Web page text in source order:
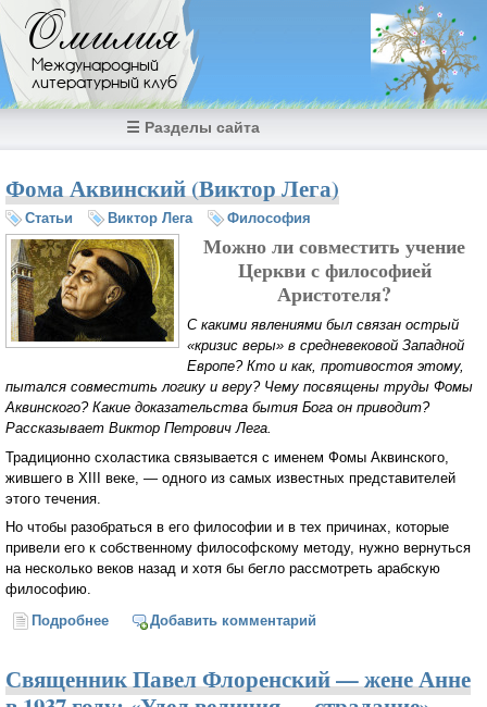
Перейти к основному содержанию
Омилия
Международный
литературный клуб
☰ Разделы сайта
Фома Аквинский (Виктор Лега)
Статьи Виктор Лега Философия
Можно ли совместить учение
Церкви с философией
Аристотеля?
С какими явлениями был связан острый
«кризис веры» в средневековой Западной
Европе? Кто и как, противостоя этому,
пытался совместить логику и веру? Чему посвящены труды Фомы
Аквинского? Какие доказательства бытия Бога он приводит?
Рассказывает Виктор Петрович Лега.
Традиционно схоластика связывается с именем Фомы Аквинского,
жившего в XIII веке, — одного из самых известных представителей
этого течения.
Но чтобы разобраться в его философии и в тех причинах, которые
привели его к собственному философскому методу, нужно вернуться
на несколько веков назад и хотя бы бегло рассмотреть арабскую
философию.
Подробнее о Фома Аквинский (Виктор Лега)
Добавить комментарий
Священник Павел Флоренский — жене Анне